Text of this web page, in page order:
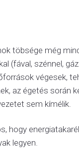
töbsége még
(fával, szénnel,
végesek,
az égetés során
sem kímélik.
hogy
legyen.